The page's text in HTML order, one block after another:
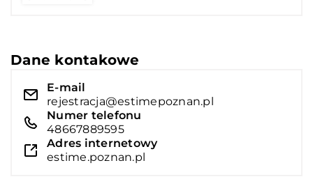
Dane kontakowe
E-mail
rejestracja@estimepoznan.pl
Numer telefonu
48667889595
Adres internetowy
estime.poznan.pl